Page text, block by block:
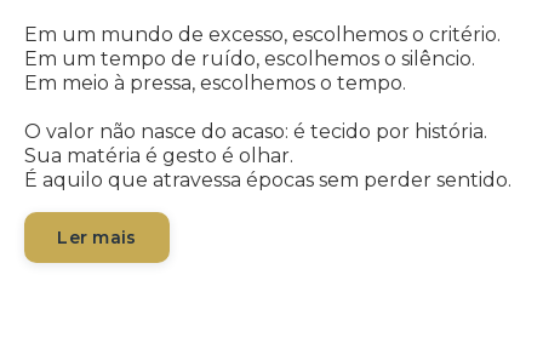
Em um mundo de excesso, escolhemos o critério.
Em um tempo de ruído, escolhemos o silêncio.
Em meio à pressa, escolhemos o tempo.
O valor não nasce do acaso: é tecido por história.
Sua matéria é gesto é olhar.
É aquilo que atravessa épocas sem perder sentido.
Colecionar não é acumular.
Ler mais